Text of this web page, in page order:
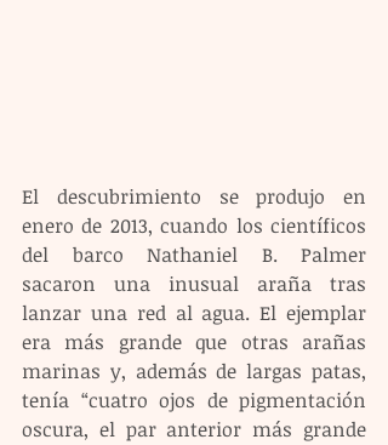
El descubrimiento se produjo en
enero de 2013, cuando los científicos
del barco Nathaniel B. Palmer
sacaron una inusual araña tras
lanzar una red al agua. El ejemplar
era más grande que otras arañas
marinas y, además de largas patas,
tenía “cuatro ojos de pigmentación
oscura, el par anterior más grande